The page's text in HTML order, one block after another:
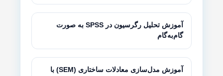
آموزش تحلیل رگرسیون در SPSS به صورت
گام‌به‌گام
آموزش مدل‌سازی معادلات ساختاری (SEM) با